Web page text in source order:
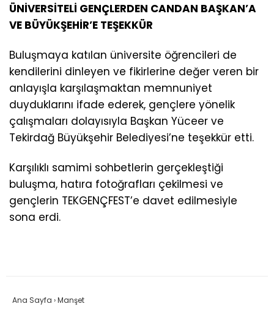
ÜNİVERSİTELİ GENÇLERDEN CANDAN BAŞKAN’A
VE BÜYÜKŞEHİR’E TEŞEKKÜR
Buluşmaya katılan üniversite öğrencileri de
kendilerini dinleyen ve fikirlerine değer veren bir
anlayışla karşılaşmaktan memnuniyet
duyduklarını ifade ederek, gençlere yönelik
çalışmaları dolayısıyla Başkan Yüceer ve
Tekirdağ Büyükşehir Belediyesi’ne teşekkür etti.
Karşılıklı samimi sohbetlerin gerçekleştiği
buluşma, hatıra fotoğrafları çekilmesi ve
gençlerin TEKGENÇFEST’e davet edilmesiyle
sona erdi.
Ana Sayfa ›Manşet